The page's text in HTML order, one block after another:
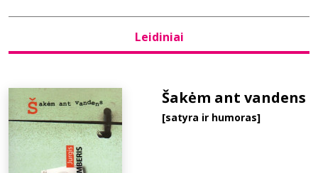
D.U.K.
Leidiniai
Šakėm ant vandens
[satyra ir humoras]